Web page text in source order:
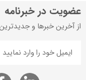
عضویت در خبرنامه
از آخرین خبرها و